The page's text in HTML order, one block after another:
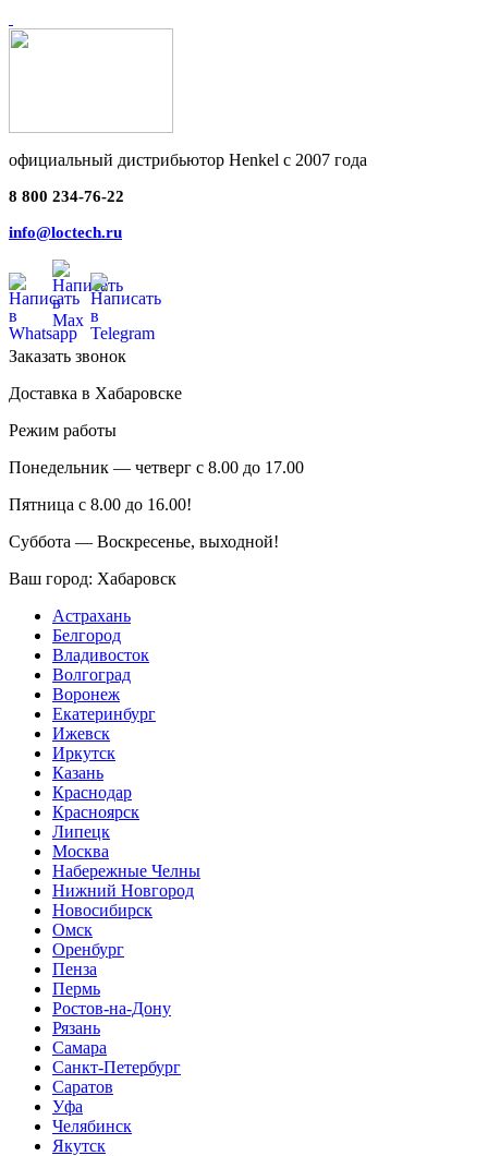
официальный дистрибьютор Henkel с 2007 года
8 800 234-76-22
info@loctech.ru
Заказать звонок
Доставка в Хабаровске
Режим работы
Понедельник — четверг с 8.00 до 17.00
Пятница с 8.00 до 16.00!
Суббота — Воскресенье, выходной!
Ваш город: Хабаровск
Астрахань
Белгород
Владивосток
Волгоград
Воронеж
Екатеринбург
Ижевск
Иркутск
Казань
Краснодар
Красноярск
Липецк
Москва
Набережные Челны
Нижний Новгород
Новосибирск
Омск
Оренбург
Пенза
Пермь
Ростов-на-Дону
Рязань
Самара
Санкт-Петербург
Саратов
Уфа
Челябинск
Якутск